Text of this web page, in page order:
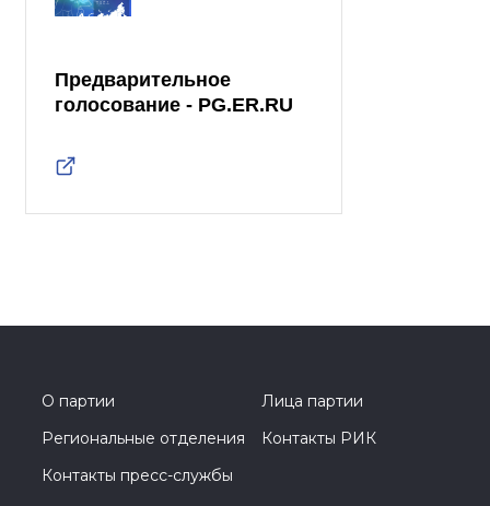
Предварительное
голосование - PG.ER.RU
О партии
Лица партии
Региональные отделения
Контакты РИК
Контакты пресс-службы